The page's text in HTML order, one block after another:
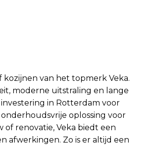
van het topmerk Veka.
moderne uitstraling en lange
in Rotterdam voor
oplossing voor
renovatie, Veka biedt een
afwerkingen. Zo is er altijd een